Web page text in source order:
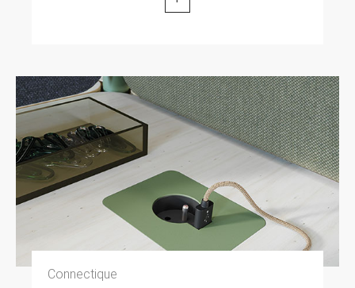
Connectique